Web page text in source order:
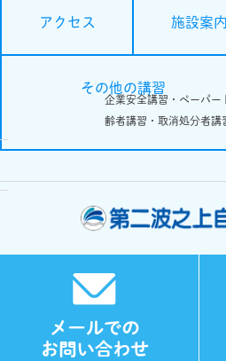
アクセス 施設案内
その他の講習
企業安全講習・ペーパー
齢者講習・取消処分者講